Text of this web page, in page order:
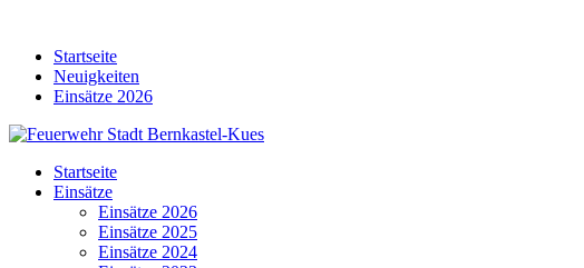
contentStartseite
Neuigkeiten
Einsätze 2026
Startseite
Einsätze
Einsätze 2026
Einsätze 2025
Einsätze 2024